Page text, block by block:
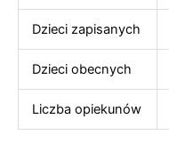
Dzieci zapisanych
Dzieci obecnych
Liczba opiekunów